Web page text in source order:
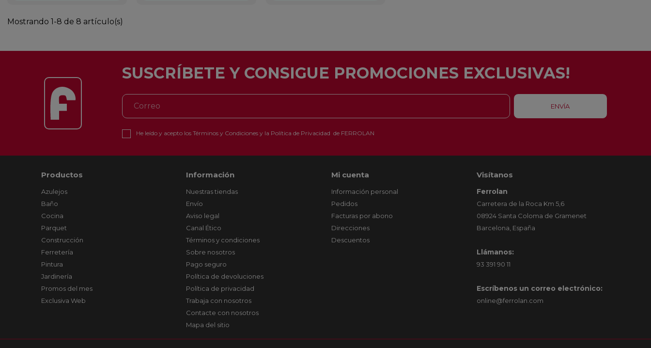
Mostrando 1-8 de 8 artículo(s)
SUSCRÍBETE Y CONSIGUE PROMOCIONES EXCLUSIVAS!
He leído y acepto los Términos y Condicionesy la Política de Privacidad de FERROLAN
Productos
Azulejos
Baño
Cocina
Parquet
Construcción
Ferretería
Pintura
Jardinería
Promos del mes
Exclusiva Web
Información
Nuestras tiendas
Envío
Aviso legal
Canal Ético
Términos y condiciones
Sobre nosotros
Pago seguro
Política de devoluciones
Política de privacidad
Trabaja con nosotros
Contacte con nosotros
Mapa del sitio
Mi cuenta
Información personal
Pedidos
Facturas por abono
Direcciones
Descuentos
Visítanos
Ferrolan
Carretera de la Roca Km 5,6
08924 Santa Coloma de Gramenet
Barcelona, España
Llámanos:
93 391 90 11
Escríbenos un correo electrónico:
online@ferrolan.com